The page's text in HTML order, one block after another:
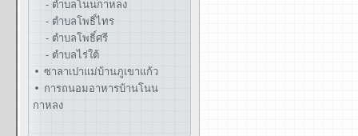
- ตำบลโนนกาหลง
- ตำบลโพธิ์ไทร
- ตำบลโพธิ์ศรี
- ตำบลไร่ใต้
ซาลาเปาแม่บ้านภูเขาแก้ว
การถนอมอาหารบ้านโนน
กาหลง